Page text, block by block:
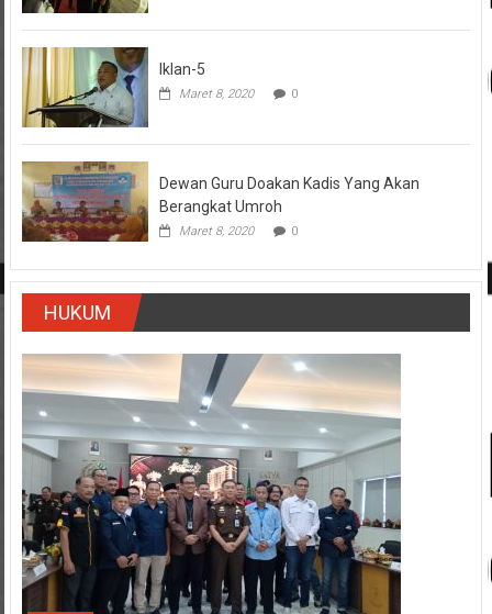
Iklan-5
Maret 8, 2020 0
Dewan Guru Doakan Kadis Yang Akan
Berangkat Umroh
Maret 8, 2020 0
HUKUM